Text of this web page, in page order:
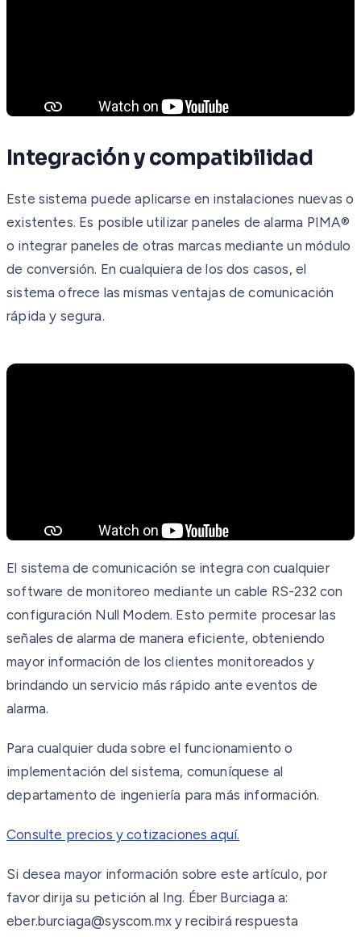
Integración y compatibilidad
Este sistema puede aplicarse en instalaciones nuevas o
existentes. Es posible utilizar paneles de alarma PIMA®
o integrar paneles de otras marcas mediante un módulo
de conversión. En cualquiera de los dos casos, el
sistema ofrece las mismas ventajas de comunicación
rápida y segura.
El sistema de comunicación se integra con cualquier
software de monitoreo mediante un cable RS-232 con
configuración Null Modem. Esto permite procesar las
señales de alarma de manera eficiente, obteniendo
mayor información de los clientes monitoreados y
brindando un servicio más rápido ante eventos de
alarma.
Para cualquier duda sobre el funcionamiento o
implementación del sistema, comuníquese al
departamento de ingeniería para más información.
Consulte precios y cotizaciones aquí.
Si desea mayor información sobre este artículo, por
favor dirija su petición al Ing. Éber Burciaga a:
eber.burciaga@syscom.mx y recibirá respuesta